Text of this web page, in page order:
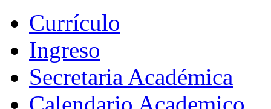
Currículo
Ingreso
Secretaria Académica
Calendario Academico